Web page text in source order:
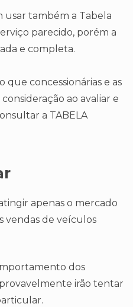
usar também a Tabela
parecido, porém a
e completa.
que concessionárias e as
ao avaliar e
a TABELA
apenas o mercado
vendas de veículos
dos
irão tentar